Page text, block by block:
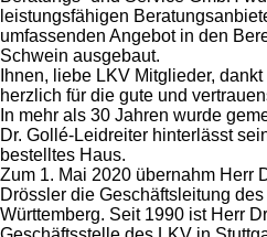
leistungsfähigen
umfassenden Angebot in den
Schwein ausgebaut.
Ihnen, liebe LKV Mitglieder,
herzlich für die gute und
In mehr als 30 Jahren wurde
Dr. Gollé-Leidreiter hinterlässt
bestelltes Haus.
Zum 1. Mai 2020 übernahm Herr
Drössler die Geschäftsleitung
Württemberg. Seit 1990 ist Herr